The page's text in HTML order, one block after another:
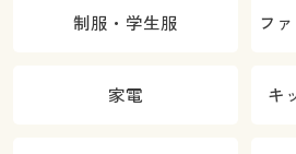
制服・学生服 フ
家電 キ